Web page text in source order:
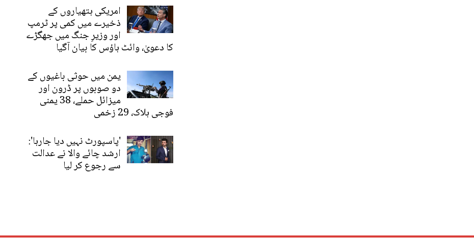
امریکی ہتھیاروں کے
ذخیرے میں کمی پر ٹرمپ
اور وزیرِ جنگ میں جھگڑے
کا دعویٰ، وائٹ ہاؤس کا بیان آگیا
یمن میں حوثی باغیوں کے
دو صوبوں پر ڈرون اور
میزائل حملے، 38 یمنی
فوجی ہلاک، 29 زخمی
'پاسپورٹ نہیں دیا جارہا':
ارشد چائے والا نے عدالت
سے رجوع کر لیا